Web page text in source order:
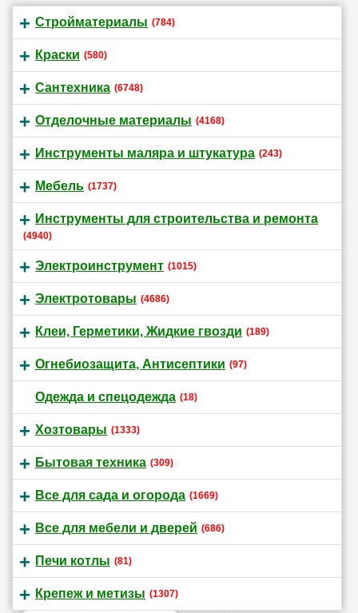
Стройматериалы (784)
Краски (580)
Сантехника (6748)
Отделочные материалы (4168)
Инструменты маляра и штукатура (243)
Мебель (1737)
Инструменты для строительства и ремонта
(4940)
Электроинструмент (1015)
Электротовары (4686)
Клеи, Герметики, Жидкие гвозди (189)
Огнебиозащита, Антисептики (97)
Одежда и спецодежда (18)
Хозтовары (1333)
Бытовая техника (309)
Все для сада и огорода (1669)
Все для мебели и дверей (686)
Печи котлы (81)
Крепеж и метизы (1307)